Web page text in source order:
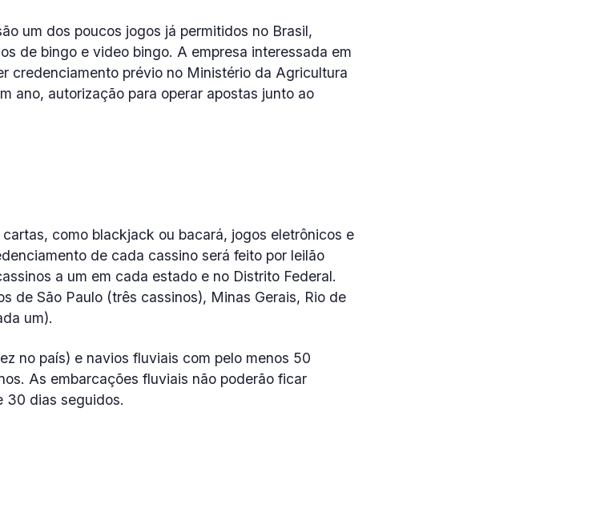
um dos poucos jogos já permitidos no Brasil,
de bingo e video bingo. A empresa interessada em
credenciamento prévio no Ministério da Agricultura
ano, autorização para operar apostas junto ao
como blackjack ou bacará, jogos eletrônicos e
de cada cassino será feito por leilão
a um em cada estado e no Distrito Federal.
de São Paulo (três cassinos), Minas Gerais, Rio de
um).
no país) e navios fluviais com pelo menos 50
As embarcações fluviais não poderão ficar
30 dias seguidos.